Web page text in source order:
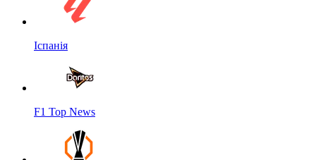
Іспанія
F1 Top News